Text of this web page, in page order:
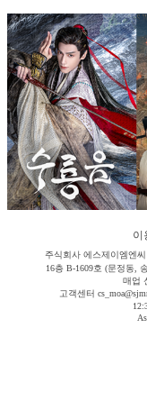
이
주식회사 에스제이엠엔
16층 B-1609호 (문정동,
매업
고객센터